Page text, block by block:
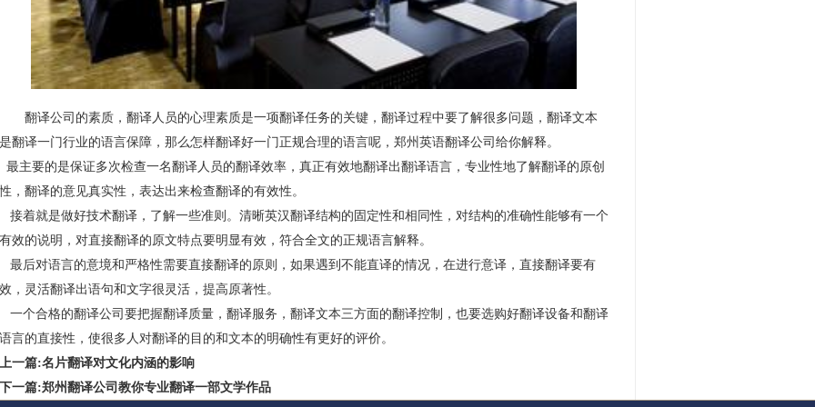
翻译公司的素质，翻译人员的心理素质是一项翻译任务的关键，翻译过程中要了解很多问题，翻译文本
是翻译一门行业的语言保障，那么怎样翻译好一门正规合理的语言呢， 郑州英语翻译公司 给你解释。
最主要的是保证多次检查一名翻译人员的翻译效率，真正有效地翻译出翻译语言，专业性地了解翻译的原创
性，翻译的意见真实性，表达出来检查翻译的有效性。
接着就是做好技术翻译，了解一些准则。清晰英汉翻译结构的固定性和相同性，对结构的准确性能够有一个
有效的说明，对直接翻译的原文特点要明显有效，符合全文的正规语言解释。
最后对语言的意境和严格性需要直接翻译的原则，如果遇到不能直译的情况，在进行意译，直接翻译要有
效，灵活翻译出语句和文字很灵活，提高原著性。
一个合格的翻译公司要把握翻译质量，翻译服务，翻译文本三方面的翻译控制，也要选购好翻译设备和翻译
语言的直接性，使很多人对翻译的目的和文本的明确性有更好的评价。
上一篇:名片翻译对文化内涵的影响
下一篇:郑州翻译公司教你专业翻译一部文学作品